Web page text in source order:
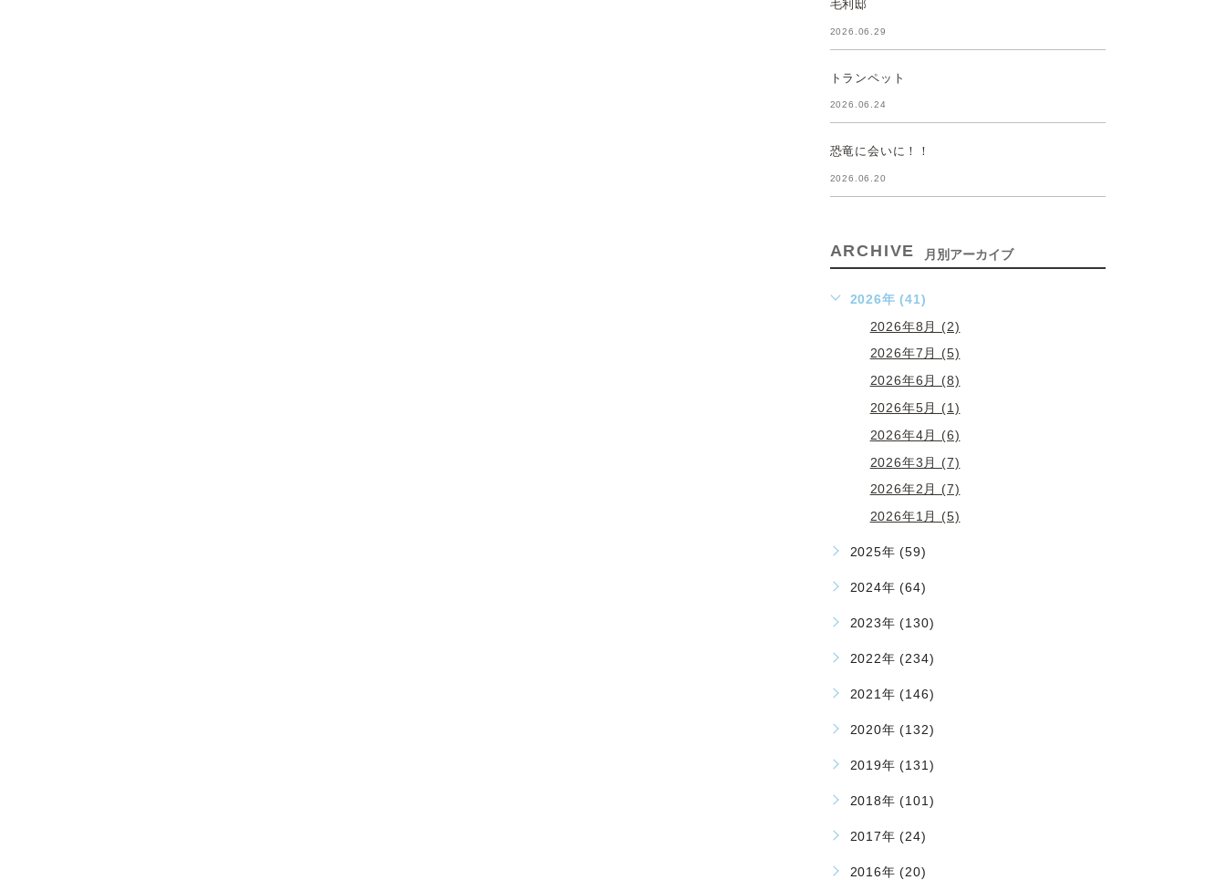
毛利邸
2026.06.29
トランペット
2026.06.24
恐竜に会いに！！
2026.06.20
ARCHIVE 月別アーカイブ
2026年 (41)
2026年8月 (2)
2026年7月 (5)
2026年6月 (8)
2026年5月 (1)
2026年4月 (6)
2026年3月 (7)
2026年2月 (7)
2026年1月 (5)
2025年 (59)
2024年 (64)
2023年 (130)
2022年 (234)
2021年 (146)
2020年 (132)
2019年 (131)
2018年 (101)
2017年 (24)
2016年 (20)